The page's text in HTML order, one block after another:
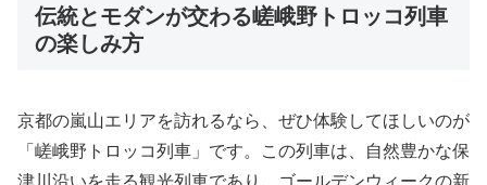
伝統とモダンが交わる嵯峨野トロッコ列車
の楽しみ方
京都の嵐山エリアを訪れるなら、ぜひ体験してほしいのが
「嵯峨野トロッコ列車」です。この列車は、自然豊かな保
津川沿いを走る観光列車であり、ゴールデンウィークの新